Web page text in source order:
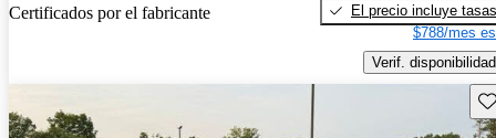
Certificados por el fabricante
El precio incluye tasas
$788/mes
Verif. disponibilidad